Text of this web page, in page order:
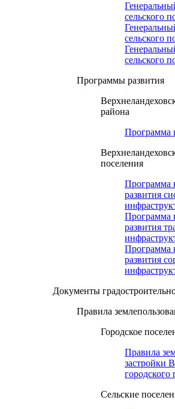
сельского
сельского
сельского
Программы развития
района
Программа
поселения
Программа
развития
Программа
развития
Программа
развития
Документы
Правила
Городское
Правила
застройки
городского
Сельские